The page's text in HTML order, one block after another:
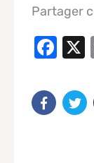
Partager